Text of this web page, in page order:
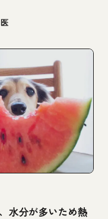
水分が多いため熱